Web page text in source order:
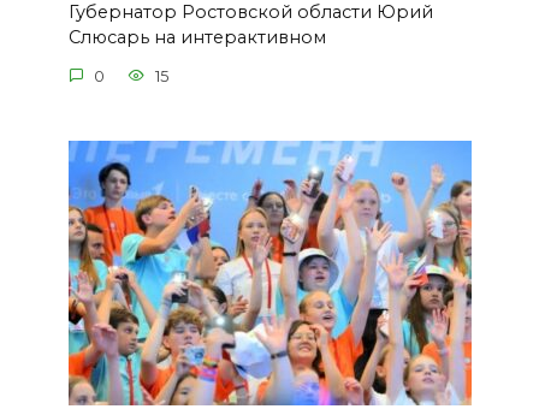
Губернатор Ростовской области Юрий
Слюсарь на интерактивном
0 15